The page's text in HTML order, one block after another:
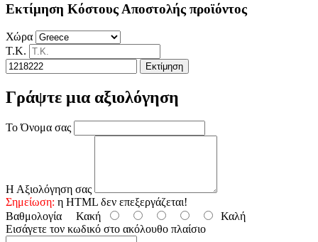
Εκτίμηση Κόστους Αποστολής προϊόντος
Χώρα
Τ.Κ.
Εκτίμηση
Γράψτε μια αξιολόγηση
Το Όνομα σας
Η Αξιολόγηση σας
Σημείωση: η HTML δεν επεξεργάζεται!
Βαθμολογία Κακή
Καλή
Εισάγετε τον κωδικό στο ακόλουθο πλαίσιο